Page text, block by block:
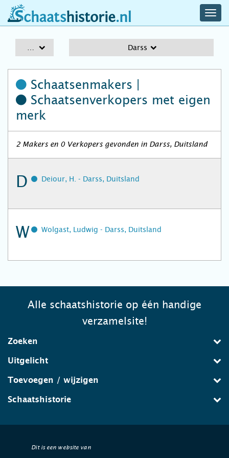
schaatshistorie.nl
Darss
Schaatsenmakers |
Schaatsenverkopers met eigen
merk
2 Makers en 0 Verkopers gevonden in Darss, Duitsland
D Deiour, H. - Darss, Duitsland
W Wolgast, Ludwig - Darss, Duitsland
Alle schaatshistorie op één handige
verzamelsite!
Zoeken
Uitgelicht
Toevoegen / wijzigen
Schaatshistorie
Dit is een website van